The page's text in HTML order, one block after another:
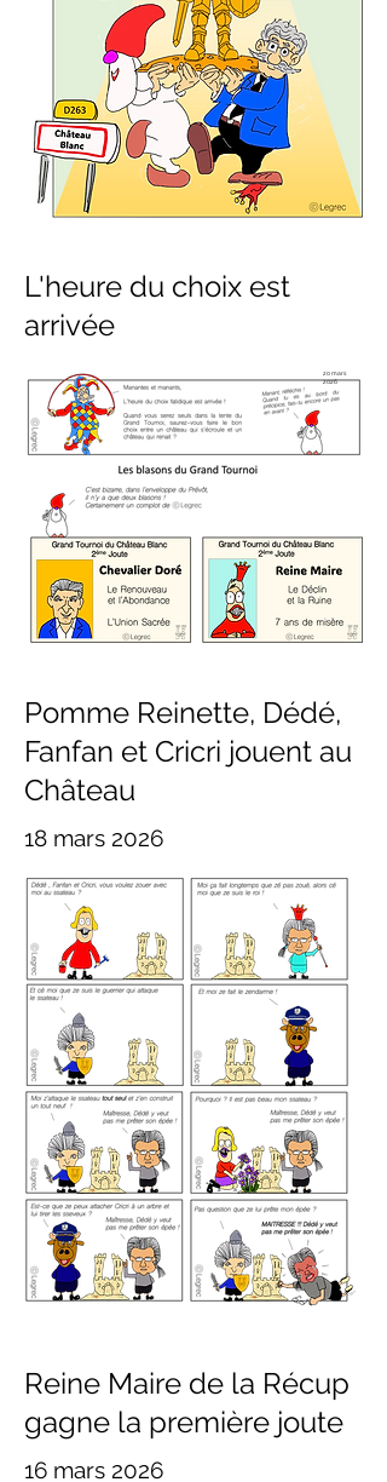
L'heure du choix est
arrivée
20 mars
2026
Pomme Reinette, Dédé,
Fanfan et Cricri jouent au
Château
18 mars 2026
Reine Maire de la Récup
gagne la première joute
16 mars 2026